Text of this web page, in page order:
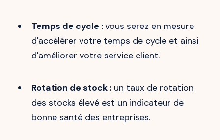
Temps de cycle :vous serez en mesure
d'accélérer votre temps de cycle et ainsi
d'améliorer votre service client.
Rotation de stock : un taux de rotation
des stocks élevé est un indicateur de
bonne santé des entreprises.